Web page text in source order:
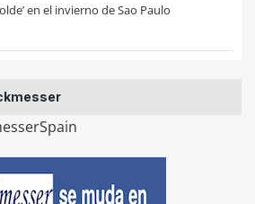
en el invierno de Sao Paulo